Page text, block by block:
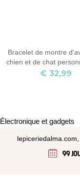
Bracelet de montre
chien et de chat
3 pour Apple
€ 32,99
Électronique et gadgets